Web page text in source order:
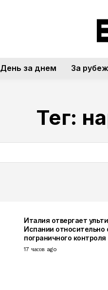
День за днем За
Тег:
Италия отвергает
Испании относительно
пограничного контроля
17 часов ago